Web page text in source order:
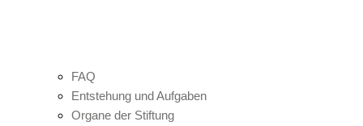
FAQ
Entstehung und Aufgaben
Organe der Stiftung